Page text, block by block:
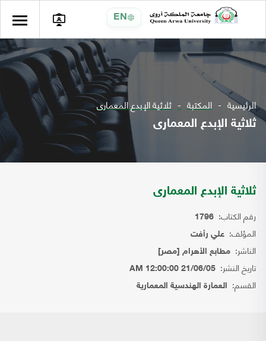
EN
الرئيسية المكتبة ثلاثية الإبدع المعمارى
ثلاثية الإبدع المعمارى
ثلاثية الإبدع المعمارى
رقم الكتاب: 1796
المؤلف: علي رأفت
الناشر: مطابع الأهرام [مصر]
تاريخ النشر: 21/06/05 12:00:00 AM
القسم: العمارة الهندسية المعمارية